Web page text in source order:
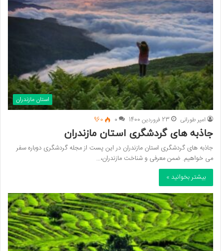
استان مازندران
امیر طورانی 23 فروردین 1400 0
960
جاذبه های گردشگری استان مازندران
جاذبه های گردشگری استان مازندران در این پست از مجله گردشگری دوباره سفر
می خواهیم. ضمن معرفی و شناخت مازندران،…
بیشتر بخوانید »